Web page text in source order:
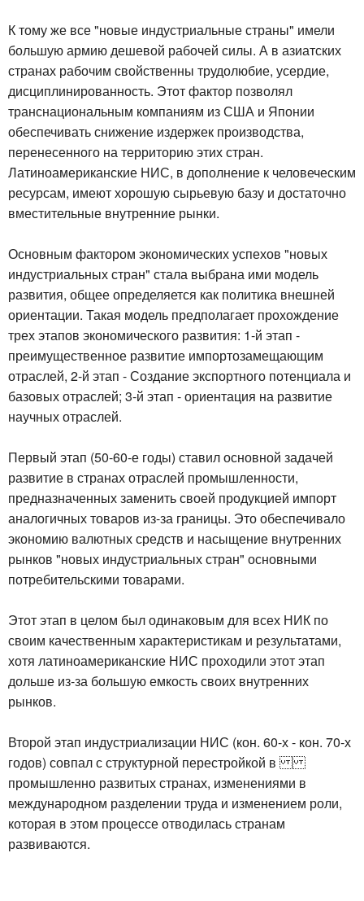
К тому же все "новые индустриальные страны" имели
большую армию дешевой рабочей силы. А в азиатских
странах рабочим свойственны трудолюбие, усердие,
дисциплинированность. Этот фактор позволял
транснациональным компаниям из США и Японии
обеспечивать снижение издержек производства,
перенесенного на территорию этих стран.
Латиноамериканские НИС, в дополнение к человеческим
ресурсам, имеют хорошую сырьевую базу и достаточно
вместительные внутренние рынки.
Основным фактором экономических успехов "новых
индустриальных стран" стала выбрана ими модель
развития, общее определяется как политика внешней
ориентации. Такая модель предполагает прохождение
трех этапов экономического развития: 1-й этап -
преимущественное развитие импортозамещающим
отраслей, 2-й этап - Создание экспортного потенциала и
базовых отраслей; 3-й этап - ориентация на развитие
научных отраслей.
Первый этап (50-60-е годы) ставил основной задачей
развитие в странах отраслей промышленности,
предназначенных заменить своей продукцией импорт
аналогичных товаров из-за границы. Это обеспечивало
экономию валютных средств и насыщение внутренних
рынков "новых индустриальных стран" основными
потребительскими товарами.
Этот этап в целом был одинаковым для всех НИК по
своим качественным характеристикам и результатами,
хотя латиноамериканские НИС проходили этот этап
дольше из-за большую емкость своих внутренних
рынков.
Второй этап индустриализации НИС (кон. 60-х - кон. 70-х
годов) совпал с структурной перестройкой в
промышленно развитых странах, изменениями в
международном разделении труда и изменением роли,
которая в этом процессе отводилась странам
развиваются.